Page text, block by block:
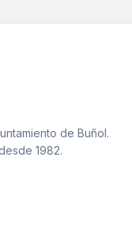
de Buñol.
1982.